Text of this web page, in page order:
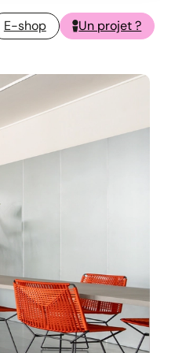
E-shop Un projet ?